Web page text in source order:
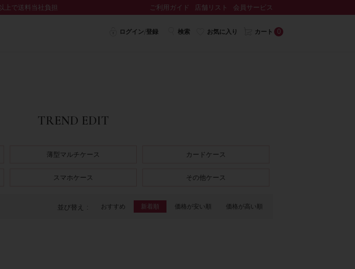
上で送料当社負担 ご利用ガイド 店舗リスト 会員サービス
ログイン/登録 検索 お気に入り カート 0
TREND EDIT
薄型マルチケース カードケース
スマホケース その他ケース
並び替え おすすめ 新着順 価格が安い順 価格が高い順